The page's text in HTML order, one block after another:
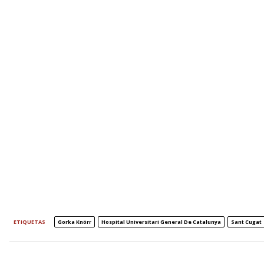
ETIQUETAS Gorka Knörr Hospital Universitari General De Catalunya Sant Cugat